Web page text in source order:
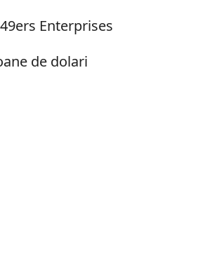
Enterprises
de dolari